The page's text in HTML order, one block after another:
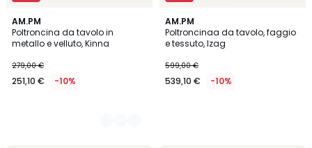
AM.PM
Poltroncina da tavolo in
metallo e velluto, Kinna
279,00 €
251,10 € -10%
2
Colori
AM.PM
Poltroncinaa da tavolo, faggio
e tessuto, Izag
599,00 €
539,10 € -10%